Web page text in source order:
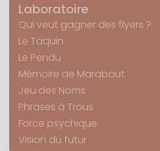
Laboratoire
Qui veut gagner des flyers ?
Le Taquin
Le Pendu
Mémoire de Marabout
Jeu des Noms
Phrases à Trous
Force psychique
Vision du futur